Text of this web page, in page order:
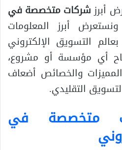
أبرز شركات متخصصة في
ونستعرض أبرز المعلومات
التسويق الإلكتروني
أي مؤسسة أو مشروع،
والخصائص أضعاف
التقليدي.
متخصصة في